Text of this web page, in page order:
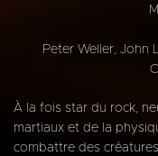
Peter Weller, John
À la fois star du rock,
martiaux et de la
combattre des